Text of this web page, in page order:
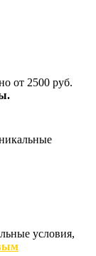
от 2500 руб.
условия,